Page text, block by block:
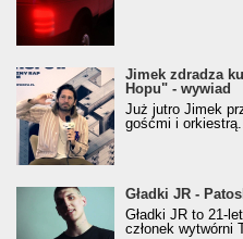
Jimek zdradza kulisy
Hopu" - wywiad
Jimek zdradza
Hopu" - wywiad
Już jutro Jimek
gośćmi i
Gładki JR - Patoshot
Gładki JR -
Gładki JR to 21-
członek wytwórni